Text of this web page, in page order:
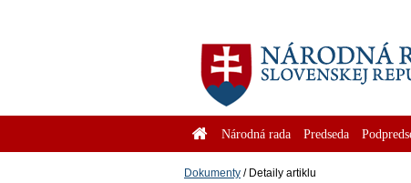
Národná rada Predseda
Dokumenty Detaily artiklu